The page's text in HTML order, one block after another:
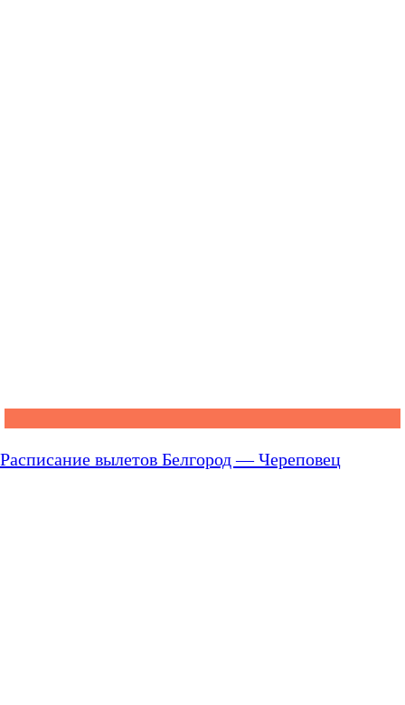
Расписание вылетов Белгород — Череповец